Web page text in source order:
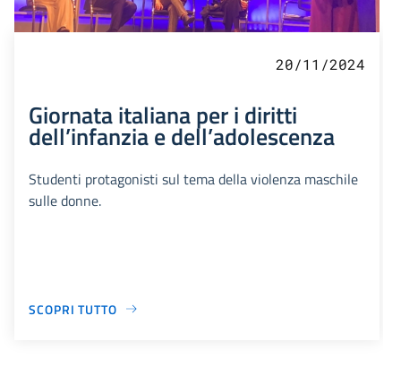
20/11/2024
Giornata italiana per i diritti
dell’infanzia e dell’adolescenza
Studenti protagonisti sul tema della violenza maschile
sulle donne.
SCOPRI TUTTO